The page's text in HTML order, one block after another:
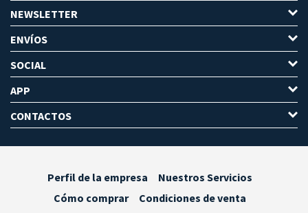
NEWSLETTER
ENVÍOS
SOCIAL
APP
CONTACTOS
Perfil de la empresa
Nuestros Servicios
Cómo comprar
Condiciones de venta